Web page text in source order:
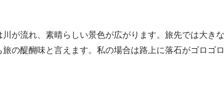
が流れ、素晴らしい景色が広がります。旅先では大
の醍醐味と言えます。私の場合は路上に落石がゴロ